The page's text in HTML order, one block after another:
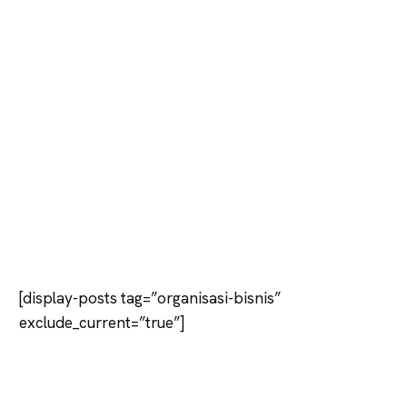
[display-posts tag=”organisasi-bisnis”
exclude_current=”true”]